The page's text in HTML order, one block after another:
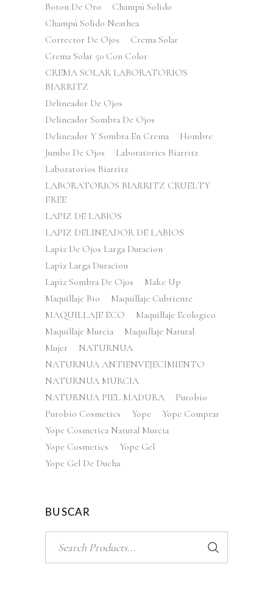
Boton De Oro
Champú Solido
Champú Solido Neathea
Corrector De Ojos
Crema Solar
Crema Solar 50 Con Color
CREMA SOLAR LABORATORIOS
BIARRITZ
Delineador De Ojos
Delineador Sombra De Ojos
Delineador Y Sombra En Crema
Hombre
Jumbo De Ojos
Laboratories Biarritz
Laboratorios Biarritz
LABORATORIOS BIARRITZ CRUELTY
FREE
LAPIZ DE LABIOS
LAPIZ DELINEADOR DE LABIOS
Lapiz De Ojos Larga Duracion
Lapiz Larga Duracion
Lapiz Sombra De Ojos
Make Up
Maquillaje Bio
Maquillaje Cubriente
MAQUILLAJE ECO
Maquillaje Ecologico
Maquillaje Murcia
Maquillaje Natural
Mujer
NATURNUA
NATURNUA ANTIENVEJECIMIENTO
NATURNUA MURCIA
NATURNUA PIEL MADURA
Purobio
Purobio Cosmetics
Yope
Yope Comprar
Yope Cosmetica Natural Murcia
Yope Cosmetics
Yope Gel
Yope Gel De Ducha
BUSCAR